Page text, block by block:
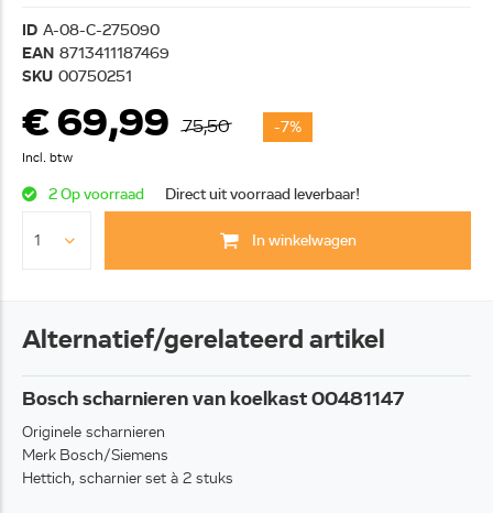
ID A-08-C-275090
EAN 8713411187469
SKU 00750251
€ 69,99 75,50 -7%
Incl. btw
2 Op voorraad Direct uit voorraad leverbaar!
In winkelwagen
Alternatief/gerelateerd artikel
Bosch scharnieren van koelkast 00481147
Originele scharnieren
Merk Bosch/Siemens
Hettich, scharnier set à 2 stuks